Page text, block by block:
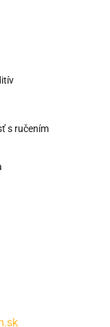
s ručením